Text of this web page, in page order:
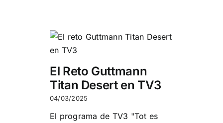
El Reto Guttmann
Titan Desert en TV3
04/03/2025
El programa de TV3 "Tot es